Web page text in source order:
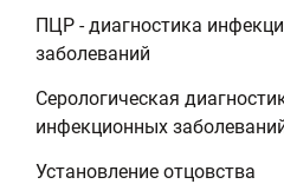
ПЦР - диагностика
заболеваний
Серологическая
инфекционных
Установление отцовства